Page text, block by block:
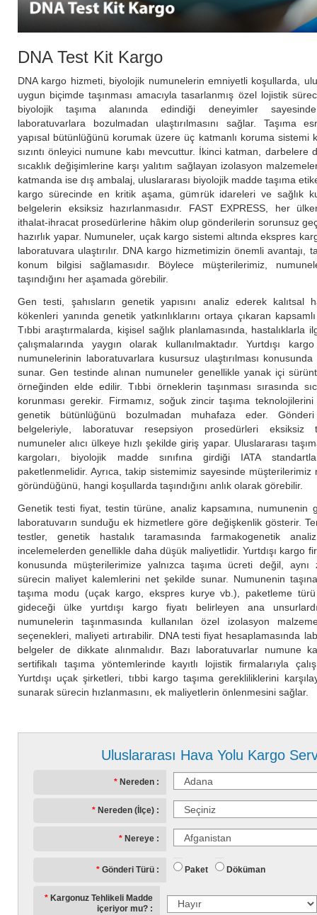
Uluslararası Hava Yolu Kargo
Nereden
Nereden (İlçe)
Nereye
Gönderi Türü Paket Döküman
Kargonuz Tehlikeli Madde
içeriyor mu?
DNA Test Kit Kargo
DNA kargo hizmeti, biyolojik numunelerin emniyetli koşullarda,
uygun biçimde taşınması amacıyla tasarlanmış özel lojistik
biyolojik taşıma alanında edindiği deneyimler
laboratuvarlara bozulmadan ulaştırılmasını sağlar. Taşıma
yapısal bütünlüğünü korumak üzere üç katmanlı koruma sistemi
sızıntı önleyici numune kabı mevcuttur. İkinci katman, darbelere
sıcaklık değişimlerine karşı yalıtım sağlayan izolasyon
katmanda ise dış ambalaj, uluslararası biyolojik madde taşıma
kargo sürecinde en kritik aşama, gümrük idareleri ve sağlık
belgelerin eksiksiz hazırlanmasıdır. FAST EXPRESS, her
ithalat-ihracat prosedürlerine hâkim olup gönderilerin sorunsuz
hazırlık yapar. Numuneler, uçak kargo sistemi altında ekspres
laboratuvara ulaştırılır. DNA kargo hizmetimizin önemli avantajı,
konum bilgisi sağlamasıdır. Böylece müşterilerimiz,
taşındığını her aşamada görebilir.
Gen testi, şahısların genetik yapısını analiz ederek kalıtsal
kökenleri yanında genetik yatkınlıklarını ortaya çıkaran
Tıbbi araştırmalarda, kişisel sağlık planlamasında, hastalıklarla
çalışmalarında yaygın olarak kullanılmaktadır. Yurtdışı
numunelerinin laboratuvarlara kusursuz ulaştırılması
sunar. Gen testinde alınan numuneler genellikle yanak içi
örneğinden elde edilir. Tıbbi örneklerin taşınması sırasında
korunması gerekir. Firmamız, soğuk zincir taşıma
genetik bütünlüğünü bozulmadan muhafaza eder.
belgeleriyle, laboratuvar resepsiyon prosedürleri eksiksiz
numuneler alıcı ülkeye hızlı şekilde giriş yapar. Uluslararası
kargoları, biyolojik madde sınıfına girdiği IATA
paketlenmelidir. Ayrıca, takip sistemimiz sayesinde
göründüğünü, hangi koşullarda taşındığını anlık olarak görebilir.
Genetik testi fiyat, testin türüne, analiz kapsamına, numunenin
laboratuvarın sunduğu ek hizmetlere göre değişkenlik gösterir.
testler, genetik hastalık taramasında farmakogenetik
incelemelerden genellikle daha düşük maliyetlidir. Yurtdışı kargo
konusunda müşterilerimize yalnızca taşıma ücreti değil,
sürecin maliyet kalemlerini net şekilde sunar. Numunenin
taşıma modu (uçak kargo, ekspres kurye vb.), paketleme
gideceği ülke yurtdışı kargo fiyatı belirleyen ana
numunelerin taşınmasında kullanılan özel izolasyon
seçenekleri, maliyeti artırabilir. DNA testi fiyat hesaplamasında
belgeler de dikkate alınmalıdır. Bazı laboratuvarlar numune
sertifikalı taşıma yöntemlerinde kayıtlı lojistik firmalarıyla
Yurtdışı uçak şirketleri, tıbbi kargo taşıma gerekliliklerini
sunarak sürecin hızlanmasını, ek maliyetlerin önlenmesini sağlar.